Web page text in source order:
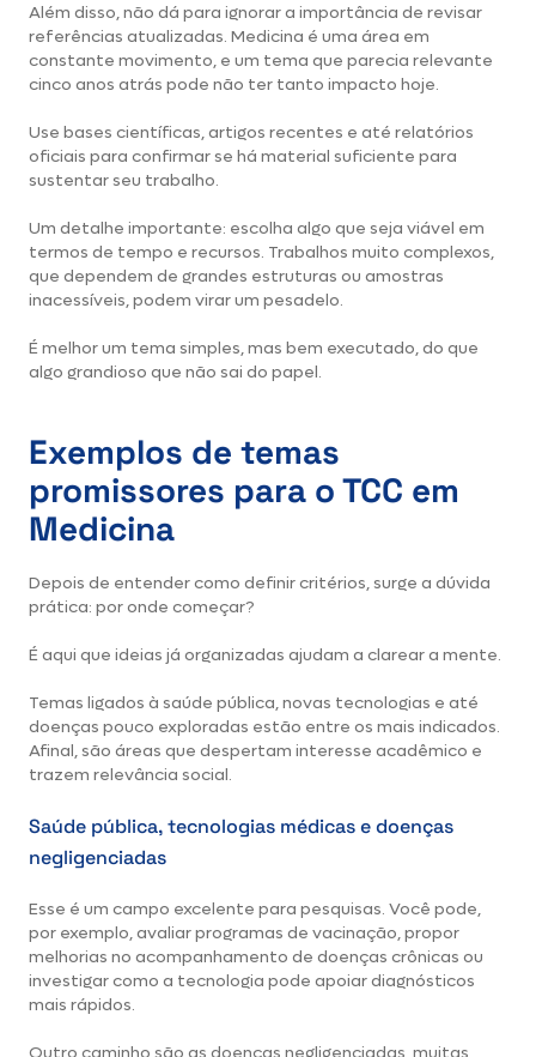
Além disso, não dá para ignorar a importância de revisar
referências atualizadas. Medicina é uma área em
constante movimento, e um tema que parecia relevante
cinco anos atrás pode não ter tanto impacto hoje.
Use bases científicas, artigos recentes e até relatórios
oficiais para confirmar se há material suficiente para
sustentar seu trabalho.
Um detalhe importante: escolha algo que seja viável em
termos de tempo e recursos. Trabalhos muito complexos,
que dependem de grandes estruturas ou amostras
inacessíveis, podem virar um pesadelo.
É melhor um tema simples, mas bem executado, do que
algo grandioso que não sai do papel.
Exemplos de temas
promissores para o TCC em
Medicina
Depois de entender como definir critérios, surge a dúvida
prática: por onde começar?
É aqui que ideias já organizadas ajudam a clarear a mente.
Temas ligados à saúde pública, novas tecnologias e até
doenças pouco exploradas estão entre os mais indicados.
Afinal, são áreas que despertam interesse acadêmico e
trazem relevância social.
Saúde pública, tecnologias médicas e doenças
negligenciadas
Esse é um campo excelente para pesquisas. Você pode,
por exemplo, avaliar programas de vacinação, propor
melhorias no acompanhamento de doenças crônicas ou
investigar como a tecnologia pode apoiar diagnósticos
mais rápidos.